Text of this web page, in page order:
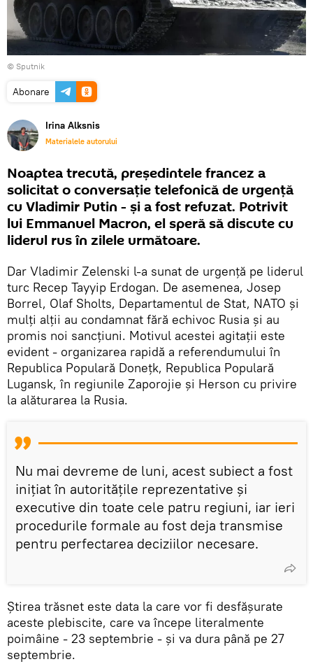
© Sputnik
Abonare
Irina Alksnis
Materialele autorului
Noaptea trecută, președintele francez a
solicitat o conversație telefonică de urgență
cu Vladimir Putin - și a fost refuzat. Potrivit
lui Emmanuel Macron, el speră să discute cu
liderul rus în zilele următoare.
Dar Vladimir Zelenski l-a sunat de urgență pe liderul
turc Recep Tayyip Erdogan. De asemenea, Josep
Borrel, Olaf Sholts, Departamentul de Stat, NATO și
mulți alții au condamnat fără echivoc Rusia și au
promis noi sancțiuni. Motivul acestei agitații este
evident - organizarea rapidă a referendumului în
Republica Populară Donețk, Republica Populară
Lugansk, în regiunile Zaporojie și Herson cu privire
la alăturarea la Rusia.
Nu mai devreme de luni, acest subiect a fost
inițiat în autoritățile reprezentative și
executive din toate cele patru regiuni, iar ieri
procedurile formale au fost deja transmise
pentru perfectarea deciziilor necesare.
Știrea trăsnet este data la care vor fi desfășurate
aceste plebiscite, care va începe literalmente
poimâine - 23 septembrie - și va dura până pe 27
septembrie.